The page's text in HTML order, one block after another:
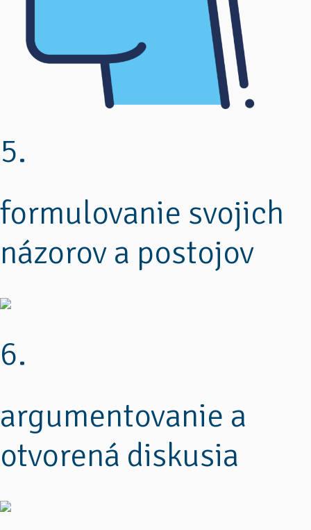
5.
formulovanie svojich
názorov a postojov
6.
argumentovanie a
otvorená diskusia